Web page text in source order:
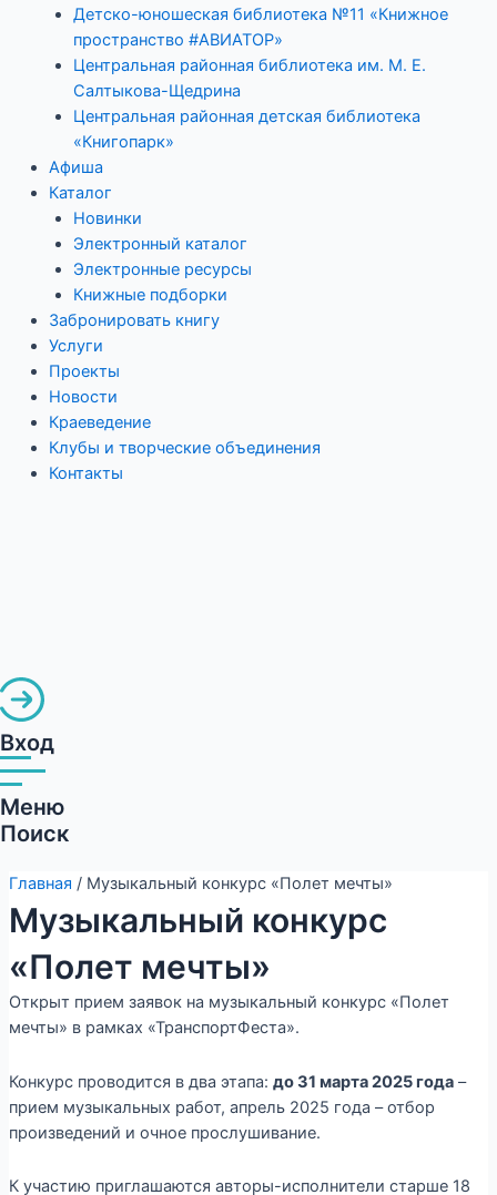
Детско-юношеская библиотека №11 «Книжное
пространство #АВИАТОР»
Центральная районная библиотека им. М. Е.
Салтыкова-Щедрина
Центральная районная детская библиотека
«Книгопарк»
Афиша
Каталог
Новинки
Электронный каталог
Электронные ресурсы
Книжные подборки
Забронировать книгу
Услуги
Проекты
Новости
Краеведение
Клубы и творческие объединения
Контакты
Вход
Меню
Поиск
Главная / Музыкальный конкурс «Полет мечты»
Музыкальный конкурс
«Полет мечты»
Открыт прием заявок на музыкальный конкурс «Полет
мечты» в рамках «ТранспортФеста».
Конкурс проводится в два этапа: до 31 марта 2025 года–
прием музыкальных работ, апрель 2025 года – отбор
произведений и очное прослушивание.
К участию приглашаются авторы-исполнители старше 18